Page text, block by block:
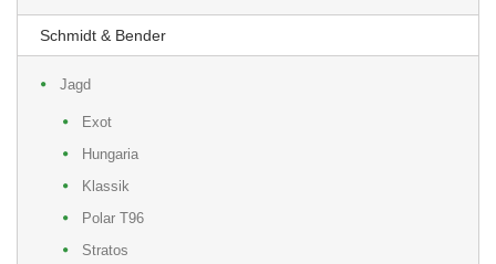
Schmidt & Bender
Jagd
Exot
Hungaria
Klassik
Polar T96
Stratos